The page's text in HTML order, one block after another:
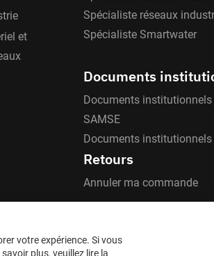
18 mètres)
sur demande. Les diamètres sont
et
Spécialiste réseaux
Spécialiste Smartwater
Documents
Documents institutionnels
SAMSE
Documents institutionnels
Retours
Annuler ma commande
votre expérience. Si vous
plus, veuillez lire la